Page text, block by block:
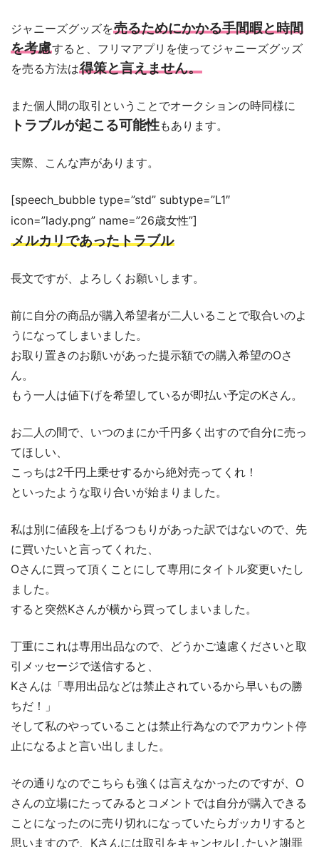
ジャニーズグッズを売るためにかかる手間暇と時間
を考慮すると、フリマアプリを使ってジャニーズグッズ
を売る方法は得策と言えません。
また個人間の取引ということでオークションの時同様に
トラブルが起こる可能性もあります。
実際、こんな声があります。
[speech_bubble type=”std” subtype=”L1″
icon=”lady.png” name=”26歳女性”]
メルカリであったトラブル
長文ですが、よろしくお願いします。
前に自分の商品が購入希望者が二人いることで取合いのよ
うになってしまいました。
お取り置きのお願いがあった提示額での購入希望のOさ
ん。
もう一人は値下げを希望しているが即払い予定のKさん。
お二人の間で、いつのまにか千円多く出すので自分に売っ
てほしい、
こっちは2千円上乗せするから絶対売ってくれ！
といったような取り合いが始まりました。
私は別に値段を上げるつもりがあった訳ではないので、先
に買いたいと言ってくれた、
Oさんに買って頂くことにして専用にタイトル変更いたし
ました。
すると突然Kさんが横から買ってしまいました。
丁重にこれは専用出品なので、どうかご遠慮くださいと取
引メッセージで送信すると、
Kさんは「専用出品などは禁止されているから早いもの勝
ちだ！」
そして私のやっていることは禁止行為なのでアカウント停
止になるよと言い出しました。
その通りなのでこちらも強くは言えなかったのですが、O
さんの立場にたってみるとコメントでは自分が購入できる
ことになったのに売り切れになっていたらガッカリすると
思いますので、Kさんには取引をキャンセルしたいと謝罪